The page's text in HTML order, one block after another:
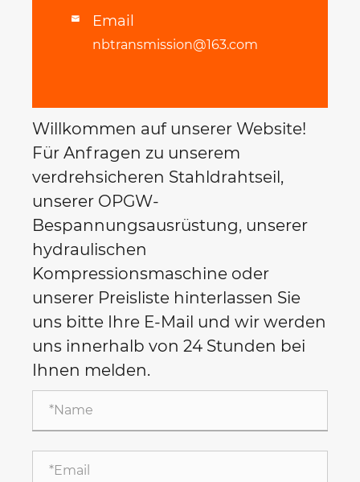
 Email
nbtransmission@163.com
Willkommen auf unserer Website!
Für Anfragen zu unserem
verdrehsicheren Stahldrahtseil,
unserer OPGW-
Bespannungsausrüstung, unserer
hydraulischen
Kompressionsmaschine oder
unserer Preisliste hinterlassen Sie
uns bitte Ihre E-Mail und wir werden
uns innerhalb von 24 Stunden bei
Ihnen melden.